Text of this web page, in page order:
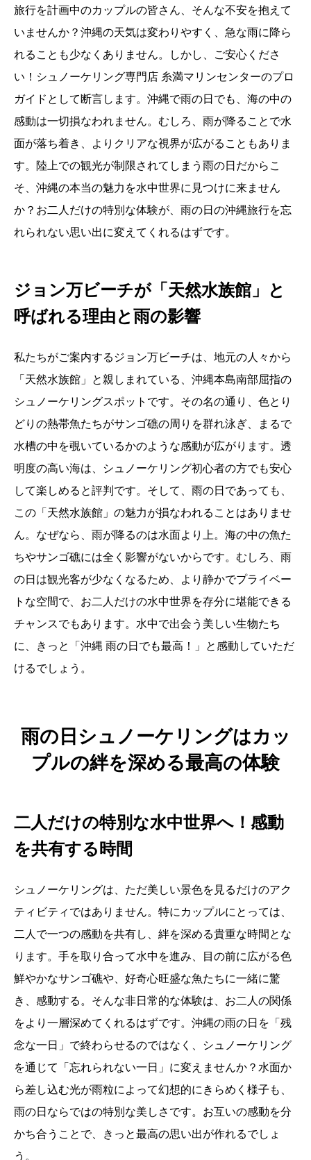
旅行を計画中のカップルの皆さん、そんな不安を抱えて
いませんか？沖縄の天気は変わりやすく、急な雨に降ら
れることも少なくありません。しかし、ご安心くださ
い！シュノーケリング専門店 糸満マリンセンターのプロ
ガイドとして断言します。沖縄で雨の日でも、海の中の
感動は一切損なわれません。むしろ、雨が降ることで水
面が落ち着き、よりクリアな視界が広がることもありま
す。陸上での観光が制限されてしまう雨の日だからこ
そ、沖縄の本当の魅力を水中世界に見つけに来ません
か？お二人だけの特別な体験が、雨の日の沖縄旅行を忘
れられない思い出に変えてくれるはずです。
ジョン万ビーチが「天然水族館」と
呼ばれる理由と雨の影響
私たちがご案内するジョン万ビーチは、地元の人々から
「天然水族館」と親しまれている、沖縄本島南部屈指の
シュノーケリングスポットです。その名の通り、色とり
どりの熱帯魚たちがサンゴ礁の周りを群れ泳ぎ、まるで
水槽の中を覗いているかのような感動が広がります。透
明度の高い海は、シュノーケリング初心者の方でも安心
して楽しめると評判です。そして、雨の日であっても、
この「天然水族館」の魅力が損なわれることはありませ
ん。なぜなら、雨が降るのは水面より上。海の中の魚た
ちやサンゴ礁には全く影響がないからです。むしろ、雨
の日は観光客が少なくなるため、より静かでプライベー
トな空間で、お二人だけの水中世界を存分に堪能できる
チャンスでもあります。水中で出会う美しい生物たち
に、きっと「沖縄 雨の日でも最高！」と感動していただ
けるでしょう。
雨の日シュノーケリングはカッ
プルの絆を深める最高の体験
二人だけの特別な水中世界へ！感動
を共有する時間
シュノーケリングは、ただ美しい景色を見るだけのアク
ティビティではありません。特にカップルにとっては、
二人で一つの感動を共有し、絆を深める貴重な時間とな
ります。手を取り合って水中を進み、目の前に広がる色
鮮やかなサンゴ礁や、好奇心旺盛な魚たちに一緒に驚
き、感動する。そんな非日常的な体験は、お二人の関係
をより一層深めてくれるはずです。沖縄の雨の日を「残
念な一日」で終わらせるのではなく、シュノーケリング
を通じて「忘れられない一日」に変えませんか？水面か
ら差し込む光が雨粒によって幻想的にきらめく様子も、
雨の日ならではの特別な美しさです。お互いの感動を分
かち合うことで、きっと最高の思い出が作れるでしょ
う。